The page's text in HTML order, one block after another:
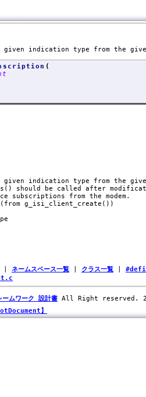
given indication type from the
(
given indication type from the
should be called after
subscriptions from the modem.
g_isi_client_create())
ネームスペース一覧 クラス一覧
ームワーク 設計書 All Right reserved.
】